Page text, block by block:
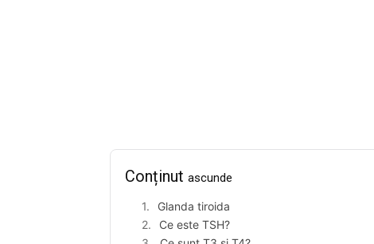
Conținut ascunde
Glanda tiroida
Ce este TSH?